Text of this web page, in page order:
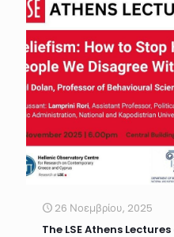
26 Νοεμβρίου, 2025
The LSE Athens